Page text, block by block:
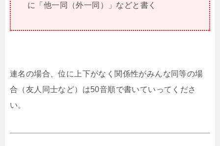
に「他一同（外一同）」などと書く
連名の場合、位に上下がなく関係性がみんな同等の場
合（友人同士など）は50音順で書いていってくださ
い。